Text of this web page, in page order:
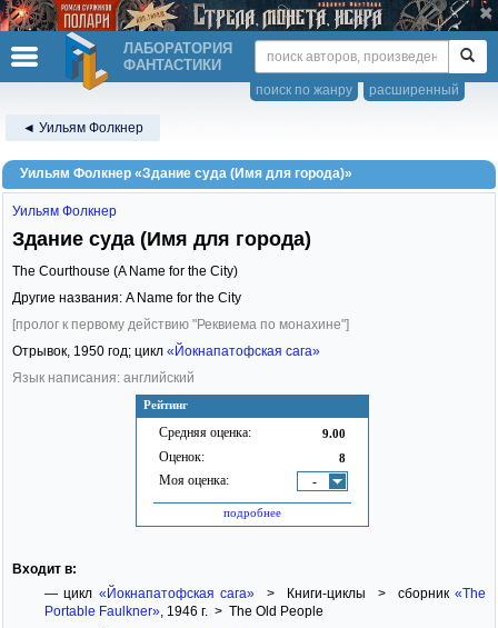
ЛАБОРАТОРИЯ
ФАНТАСТИКИ
расширенный
поиск по жанру
◄ Уильям Фолкнер
Уильям Фолкнер «Здание суда (Имя для города)»
Рейтинг
Средняя оценка: 9.00
Оценок: 8
Моя оценка: -
подробнее
Уильям Фолкнер
Здание суда (Имя для города)
The Courthouse (A Name for the City)
Другие названия: A Name for the City
[пролог к первому действию "Реквиема по монахине"]
Отрывок, 1950 год; цикл «Йокнапатофская сага»
Язык написания: английский
Входит в:
— цикл «Йокнапатофская сага» > Книги-циклы > сборник«The
Portable Faulkner», 1946 г. > The Old People